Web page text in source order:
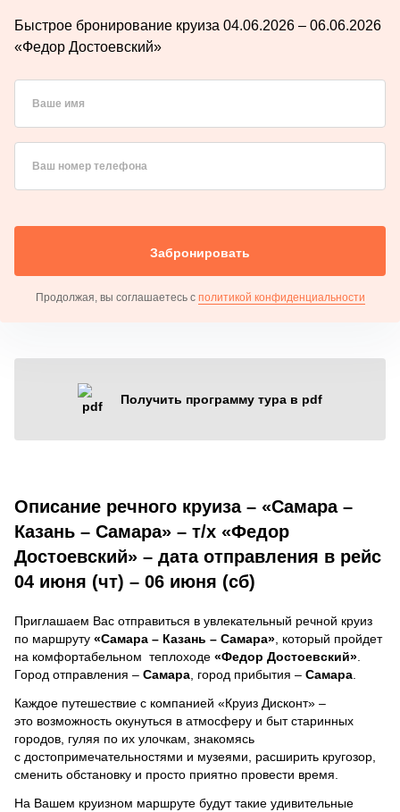
Быстрое бронирование круиза 04.06.2026 – 06.06.2026
«Федор Достоевский»
Ваше имя
Ваш номер телефона
Забронировать
Продолжая, вы соглашаетесь с политикой конфиденциальности
Получить программу тура в pdf
Описание речного круиза – «Самара –
Казань – Самара» – т/х «Федор
Достоевский» – дата отправления в рейс
04 июня (чт) – 06 июня (сб)
Приглашаем Вас отправиться в увлекательный речной круиз
по маршруту «Самара – Казань – Самара» , который пройдет
на комфортабельном теплоходе «Федор Достоевский»
Город отправления – Самара , город прибытия – Самара
Каждое путешествие с компанией «Круиз Дисконт» –
это возможность окунуться в атмосферу и быт старинных
городов, гуляя по их улочкам, знакомясь
с достопримечательностями и музеями, расширить кругозор,
сменить обстановку и просто приятно провести время.
На Вашем круизном маршруте будут такие удивительные